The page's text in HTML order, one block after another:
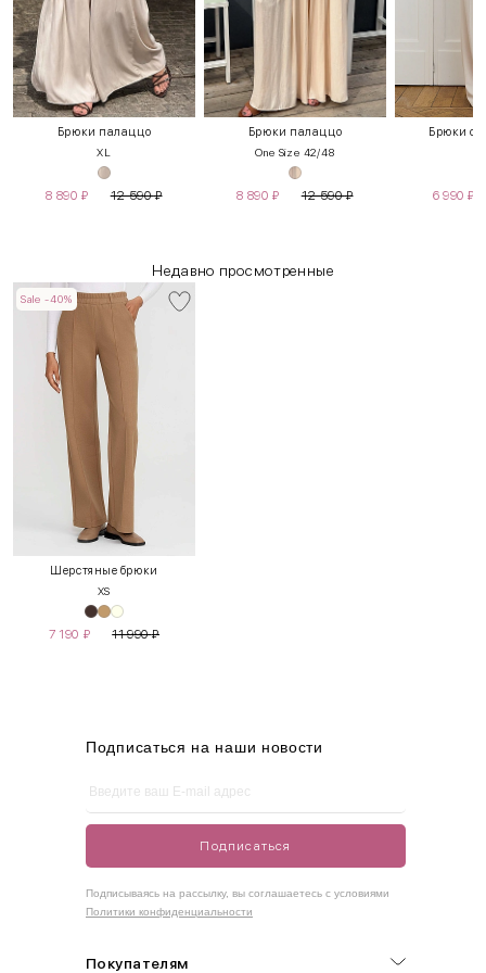
Брюки палаццо
XL
8 890 ₽ 12 590₽
Брюки палаццо
One Size 42/48
8 890 ₽ 12 590₽
Брюки с
6 990 ₽
Недавно просмотренные
Sale -40%
Шерстяные брюки
XS
7 190 ₽ 11 990₽
42-50
Как правильно себя обмерить
Измеряется по самым выступающим точкам.
Покупателям
Подписаться на наши новости
Подписаться
Подписываясь на рассылку, вы соглашаетесь с условиями
Политики конфиденциальности